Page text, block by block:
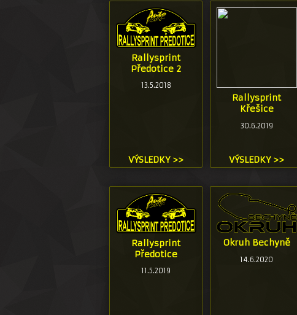
Rallysprint
Předotice 2
13.5.2018
VÝSLEDKY >>
Rallysprint
Křešice
30.6.2019
VÝSLEDKY >>
Rallysprint
Předotice
11.5.2019
Okruh Bechyně
14.6.2020